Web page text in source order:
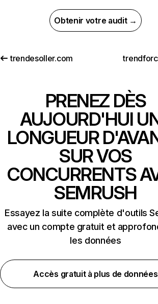
Obtenir votre audit →
trendesoller.com
PRENEZ DÈS
AUJOURD'HUI
LONGUEUR
SUR VOS
CONCURRENTS
SEMRUSH
Essayez la suite complète d'outils
avec un compte gratuit et
les données
Accès gratuit à plus de données